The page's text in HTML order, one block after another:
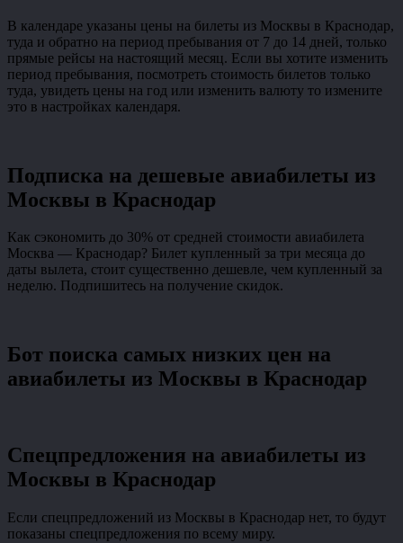
В календаре указаны цены на билеты из Москвы в Краснодар,
туда и обратно на период пребывания от 7 до 14 дней, только
прямые рейсы на настоящий месяц. Если вы хотите изменить
период пребывания, посмотреть стоимость билетов только
туда, увидеть цены на год или изменить валюту то измените
это в настройках календаря.
Подписка на дешевые авиабилеты из
Москвы в Краснодар
Как сэкономить до 30% от средней стоимости авиабилета
Москва — Краснодар? Билет купленный за три месяца до
даты вылета, стоит существенно дешевле, чем купленный за
неделю. Подпишитесь на получение скидок.
Бот поиска самых низких цен на
авиабилеты из Москвы в Краснодар
Спецпредложения на авиабилеты из
Москвы в Краснодар
Если спецпредложений из Москвы в Краснодар нет, то будут
показаны спецпредложения по всему миру.